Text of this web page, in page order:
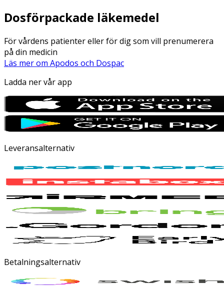
Dosförpackade läkemedel
För vårdens patienter eller för dig som vill prenumerera
på din medicin
Läs mer om Apodos och Dospac
Ladda ner vår app
Leveransalternativ
Betalningsalternativ